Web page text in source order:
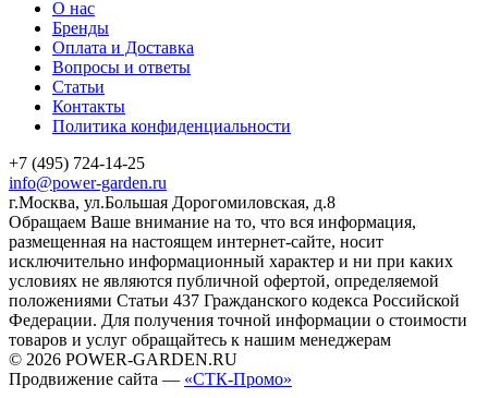
О нас
Бренды
Оплата и Доставка
Вопросы и ответы
Статьи
Контакты
Политика конфиденциальности
+7 (495) 724-14-25
info@power-garden.ru
г.Москва, ул.Большая Дорогомиловская, д.8
Обращаем Ваше внимание на то, что вся информация,
размещенная на настоящем интернет-сайте, носит
исключительно информационный характер и ни при каких
условиях не являются публичной офертой, определяемой
положениями Статьи 437 Гражданского кодекса Российской
Федерации. Для получения точной информации о стоимости
товаров и услуг обращайтесь к нашим менеджерам
© 2026 POWER-GARDEN.RU
Продвижение сайта — «СТК-Промо»